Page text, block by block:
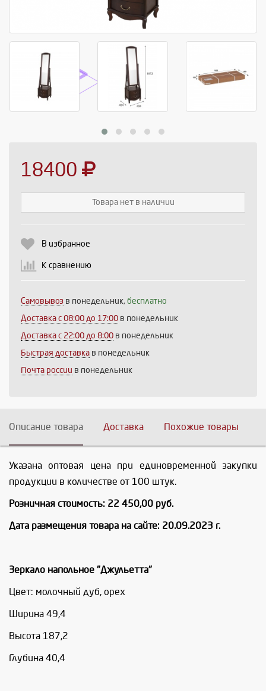
18400
Товара нет в наличии
В избранное
К сравнению
Самовывоз в понедельник, бесплатно
Доставка c 08:00 до 17:00 в понедельник
Доставка с 22:00 до 8:00 в понедельник
Быстрая доставка в понедельник
Почта россии в понедельник
Описание товара Доставка Похожие товары
Указана оптовая цена при единовременной закупки
продукции в количестве от 100 штук.
Розничная стоимость: 22 450,00 руб.
Дата размещения товара на сайте: 20.09.2023 г.
Зеркало напольное "Джульетта"
Цвет: молочный дуб, орех
Ширина 49,4
Высота 187,2
Глубина 40,4